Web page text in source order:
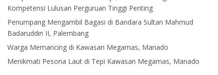
Kompetensi Lulusan Perguruan Tinggi Penting
Penumpang Mengambil Bagasi di Bandara Sultan Mahmud
Badaruddin II, Palembang
Warga Memancing di Kawasan Megamas, Manado
Menikmati Pesona Laut di Tepi Kawasan Megamas, Manado